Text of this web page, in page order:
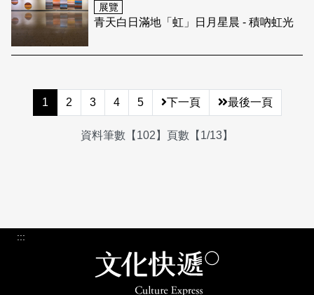
展覽
青天白日滿地「虹」日月星晨 - 積吶虹光
1 2 3 4 5 下一頁 最後一頁
資料筆數【102】頁數【1/13】
:::